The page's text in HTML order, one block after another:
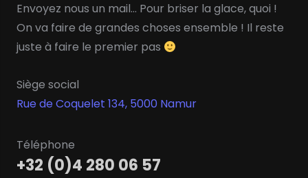
Envoyez nous un mail… Pour briser la glace, quoi !
On va faire de grandes choses ensemble ! Il reste
juste à faire le premier pas
Siège social
Rue de Coquelet 134, 5000 Namur
Téléphone
+32 (0)4 280 06 57